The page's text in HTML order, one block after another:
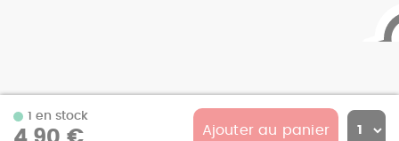
1 en stock
Ajouter au panier